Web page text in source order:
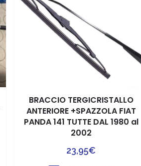
BRACCIO TERGICRISTALLO
ANTERIORE +SPAZZOLA FIAT
PANDA 141 TUTTE DAL 1980 al
2002
23,95€